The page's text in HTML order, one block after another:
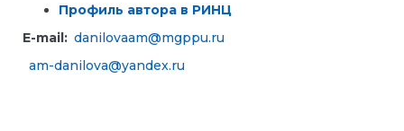
Профиль автора в РИНЦ
E-mail: danilovaam@mgppu.ru
am-danilova@yandex.ru